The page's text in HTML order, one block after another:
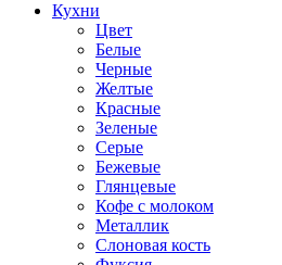
Кухни
Цвет
Белые
Черные
Желтые
Красные
Зеленые
Серые
Бежевые
Глянцевые
Кофе с молоком
Металлик
Слоновая кость